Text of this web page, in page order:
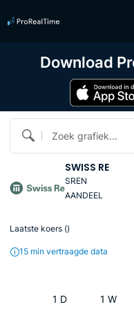
Zoek grafiek...
SWISS RE
SREN
AANDEEL
Laatste koers ()
15 min vertraagde data
1 D 1 W
Download